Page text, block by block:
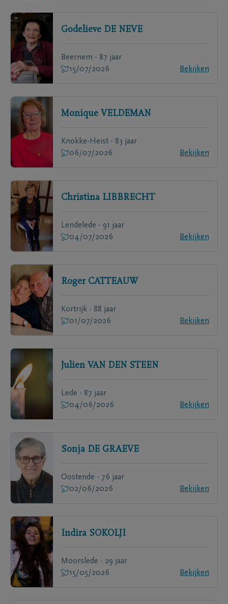
Godelieve DE NEVE
Beernem - 87 jaar
15/07/2026
Bekijken
Monique VELDEMAN
Knokke-Heist - 83 jaar
06/07/2026
Bekijken
Christina LIBBRECHT
Lendelede - 91 jaar
04/07/2026
Bekijken
Roger CATTEAUW
Kortrijk - 88 jaar
01/07/2026
Bekijken
Julien VAN DEN STEEN
Lede - 87 jaar
04/06/2026
Bekijken
Sonja DE GRAEVE
Oostende - 76 jaar
02/06/2026
Bekijken
Indira SOKOLJI
Moorslede - 29 jaar
15/05/2026
Bekijken